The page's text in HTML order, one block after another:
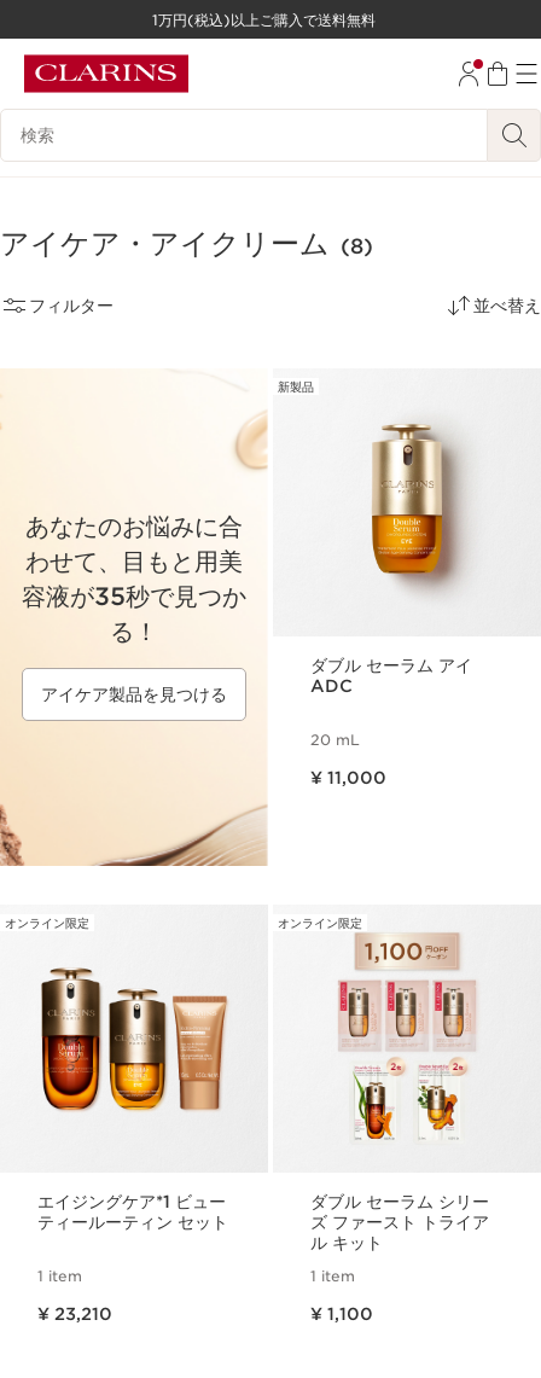
コンテンツへ移動
1万円(税込)以上ご購入で送料無料
検索候補
アイケア・アイクリーム (8)
フィルター 並べ替え
あなたのお悩みに合
わせて、目もと用美
容液が35秒で見つか
る！
アイケア製品を見つける
新製品
ダブル セーラム アイ
ADC
20 mL
¥ 11,000
オンライン限定
エイジングケア*1 ビュー
ティールーティン セット
1 item
¥ 23,210
オンライン限定
ダブル セーラム シリー
ズ ファースト トライア
ル キット
1 item
¥ 1,100